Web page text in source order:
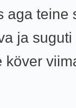
aga teine
ja suguti
köver